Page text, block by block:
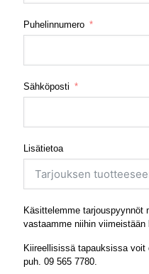
Puhelinnumero
Sähköposti
Lisätietoa
Käsittelemme tarjouspyynnöt
vastaamme niihin viimeistään
Kiireellisissä tapauksissa
puh. 09 565 7780